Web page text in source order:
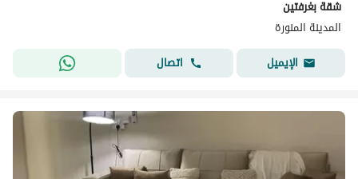
شقة بغرفتين
المدينة المنورة
الإيميل
اتصال